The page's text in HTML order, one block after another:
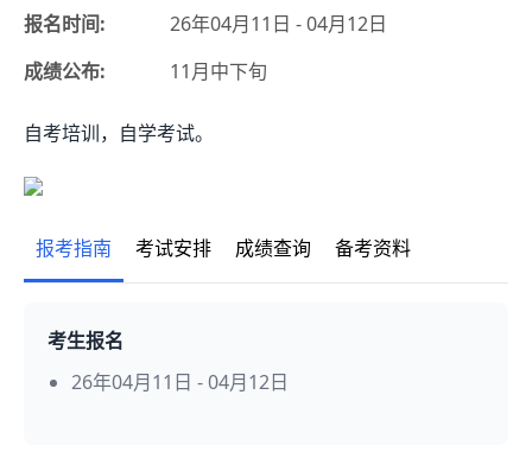
报名时间:
26年04月11日 - 04月12日
成绩公布:
11月中下旬
自考培训，自学考试。
报考指南 考试安排 成绩查询 备考资料
考生报名
26年04月11日 - 04月12日